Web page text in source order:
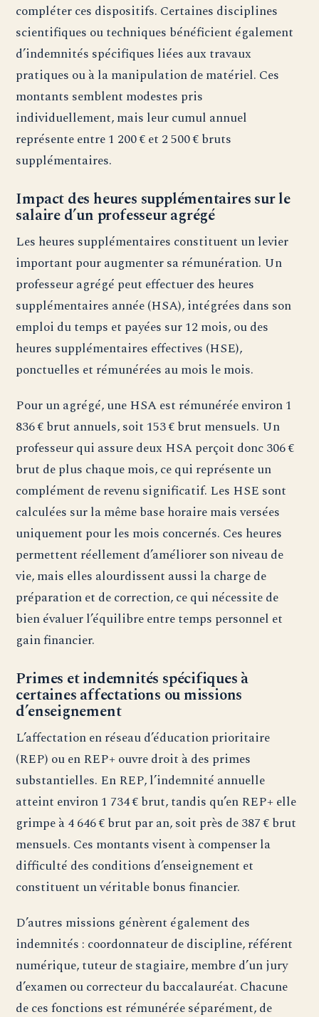
compléter ces dispositifs. Certaines disciplines
scientifiques ou techniques bénéficient également
d’indemnités spécifiques liées aux travaux
pratiques ou à la manipulation de matériel. Ces
montants semblent modestes pris
individuellement, mais leur cumul annuel
représente entre 1 200 € et 2 500 € bruts
supplémentaires.
Impact des heures supplémentaires sur le
salaire d’un professeur agrégé
Les heures supplémentaires constituent un levier
important pour augmenter sa rémunération. Un
professeur agrégé peut effectuer des heures
supplémentaires année (HSA), intégrées dans son
emploi du temps et payées sur 12 mois, ou des
heures supplémentaires effectives (HSE),
ponctuelles et rémunérées au mois le mois.
Pour un agrégé, une HSA est rémunérée environ 1
836 € brut annuels, soit 153 € brut mensuels. Un
professeur qui assure deux HSA perçoit donc 306 €
brut de plus chaque mois, ce qui représente un
complément de revenu significatif. Les HSE sont
calculées sur la même base horaire mais versées
uniquement pour les mois concernés. Ces heures
permettent réellement d’améliorer son niveau de
vie, mais elles alourdissent aussi la charge de
préparation et de correction, ce qui nécessite de
bien évaluer l’équilibre entre temps personnel et
gain financier.
Primes et indemnités spécifiques à
certaines affectations ou missions
d’enseignement
L’affectation en réseau d’éducation prioritaire
(REP) ou en REP+ ouvre droit à des primes
substantielles. En REP, l’indemnité annuelle
atteint environ 1 734 € brut, tandis qu’en REP+ elle
grimpe à 4 646 € brut par an, soit près de 387 € brut
mensuels. Ces montants visent à compenser la
difficulté des conditions d’enseignement et
constituent un véritable bonus financier.
D’autres missions génèrent également des
indemnités : coordonnateur de discipline, référent
numérique, tuteur de stagiaire, membre d’un jury
d’examen ou correcteur du baccalauréat. Chacune
de ces fonctions est rémunérée séparément, de